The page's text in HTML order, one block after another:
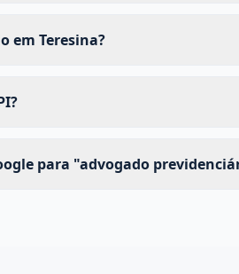
em Teresina?
para "advogado